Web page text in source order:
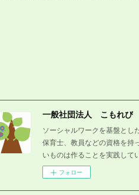
一般社団法人 こもれび
ソーシャルワークを基盤とし
保育士、教員などの資格を持
いものは作ることを実践して
フォロー